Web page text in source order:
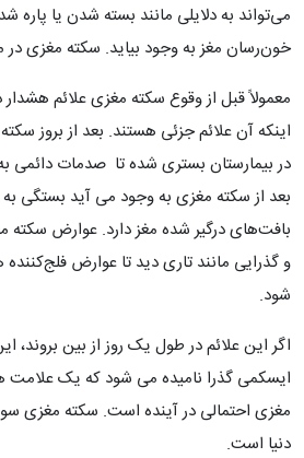
می‌تواند به دلایلی مانند بسته شدن یا
خون‌رسان مغز به وجود بیاید. سکته مغزی در
معمولاً قبل از وقوع سکته مغزی علائم
اینکه آن علائم جزئی هستند. بعد از بروز سکته
در بیمارستان بستری شده تا صدمات دائمی
بعد از سکته مغزی به وجود می آید بستگی
بافت‌های درگیر شده مغز دارد. عوارض
و گذرایی مانند تاری دید تا عوارض
شود.
اگر این علائم در طول یک روز از بین
ایسکمی گذرا نامیده می شود که یک علامت
مغزی احتمالی در آینده است. سکته مغزی
دنیا است.